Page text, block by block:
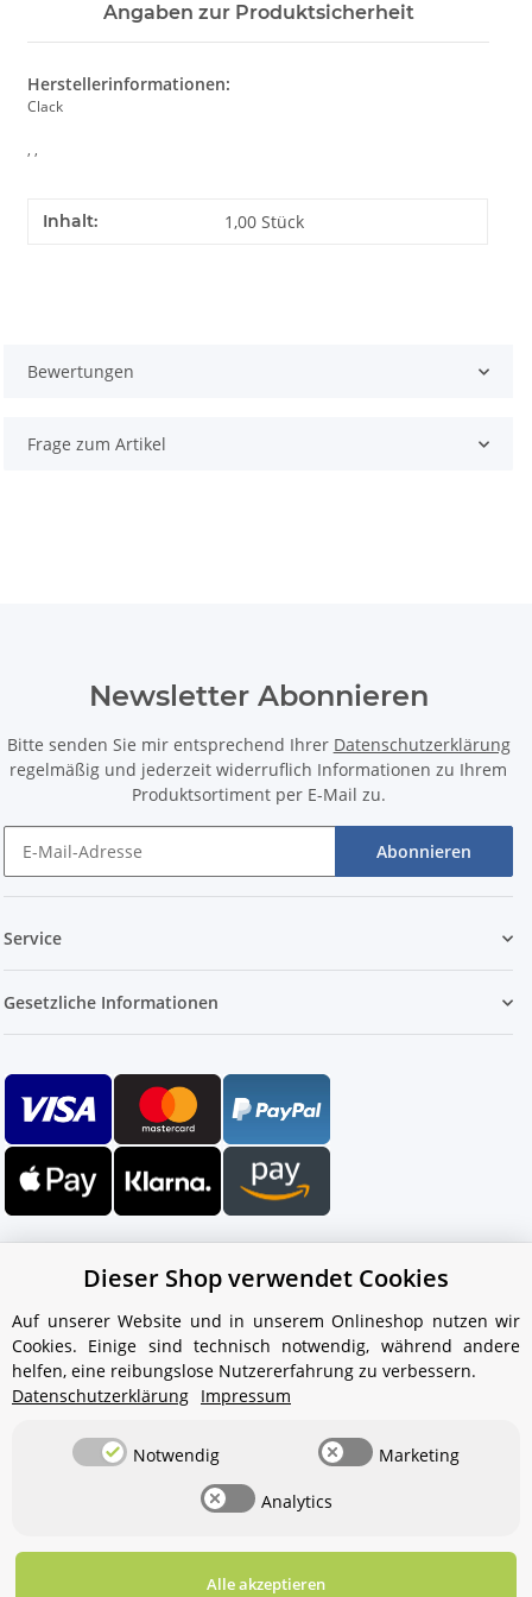
Angaben zur Produktsicherheit
Herstellerinformationen:
Clack
, ,
Inhalt: 1,00 Stück
Bewertungen
Frage zum Artikel
Newsletter Abonnieren
Bitte senden Sie mir entsprechend Ihrer Datenschutzerklärung
regelmäßig und jederzeit widerruflich Informationen zu Ihrem
Produktsortiment per E-Mail zu.
Abonnieren
Service
Gesetzliche Informationen
Ihr WhatsApp-Kontakt zum
Service Team
von Aquintos-Wasseraufbereitung
Hallo und herzlich willkommen
Wasseraufbereitung Wie darf ich
Ihnen behilflich sein?
Dieser Shop verwendet Cookies
Auf unserer Website und in unserem Onlineshop nutzen wir
Cookies. Einige sind technisch notwendig, während andere
helfen, eine reibungslose Nutzererfahrung zu verbessern.
Datenschutzerklärung Impressum
Notwendig Marketing
Analytics
Alle akzeptieren